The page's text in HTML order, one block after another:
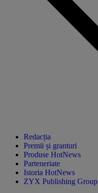
Redacția
Premii și granturi
Produse HotNews
Parteneriate
Istoria HotNews
ZYX Publishing Group